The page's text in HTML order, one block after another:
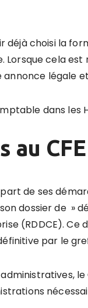
choisi la
Lorsque cela
légale
dans les
au CFE
de ses
dossier de »
(RDDCE).
par le